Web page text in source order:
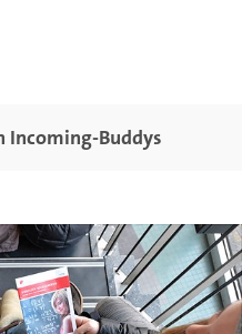
Incoming-Buddys